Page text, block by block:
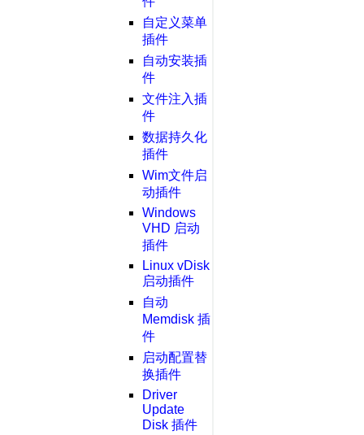
自定义菜单
插件
自动安装插
件
文件注入插
件
数据持久化
插件
Wim文件启
动插件
Windows
VHD 启动
插件
Linux vDisk
启动插件
自动
Memdisk 插
件
启动配置替
换插件
Driver
Update
Disk 插件